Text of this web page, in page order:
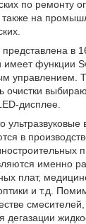
по ремонту
также на
в
имеет функции
управлением.
очистки
дисплее.
в
именно
плат,
и т.д.
дегазации